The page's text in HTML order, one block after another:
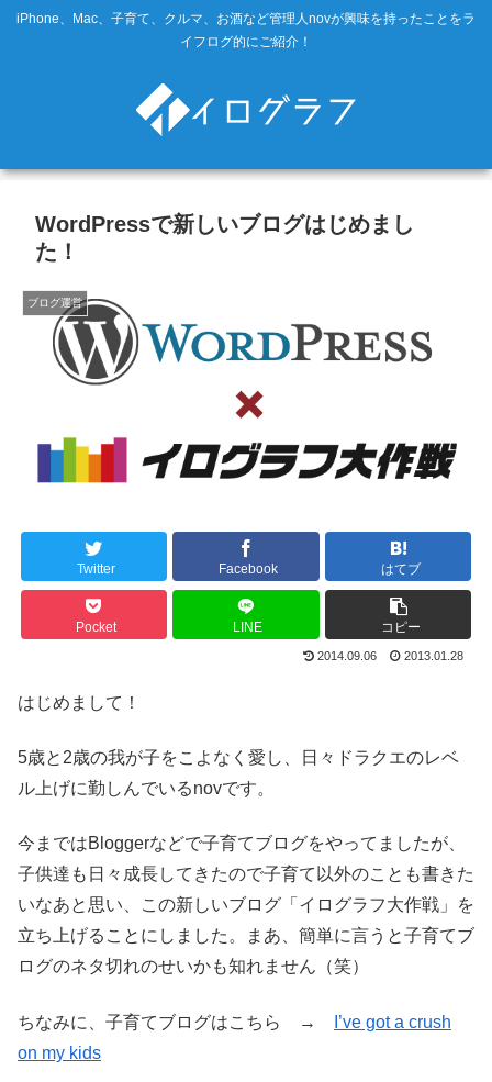
iPhone、Mac、子育て、クルマ、お酒など管理人novが興味を持ったことをラ
イフログ的にご紹介！
WordPressで新しいブログはじめまし
た！
ブログ運営
Twitter Facebook はてブ
Pocket LINE コピー
2014.09.06 2013.01.28
はじめまして！
5歳と2歳の我が子をこよなく愛し、日々ドラクエのレベ
ル上げに勤しんでいるnovです。
今まではBloggerなどで子育てブログをやってましたが、
子供達も日々成長してきたので子育て以外のことも書きた
いなあと思い、この新しいブログ「イログラフ大作戦」を
立ち上げることにしました。まあ、簡単に言うと子育てブ
ログのネタ切れのせいかも知れません（笑）
ちなみに、子育てブログはこちら →
I’ve got a crush
on my kids